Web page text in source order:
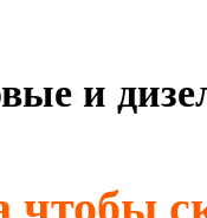
и